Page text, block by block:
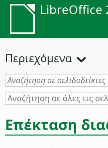
LibreOffice
Περιεχόμενα
Επέκταση